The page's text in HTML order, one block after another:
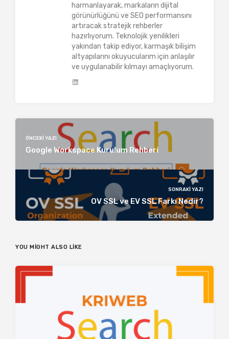
harmanlayarak, markaların dijital
görünürlüğünü ve SEO performansını
artıracak stratejik rehberler
hazırlıyorum. Teknolojik yenilikleri
yakından takip ediyor, karmaşık bilişim
altyapılarını okuyucularım için anlaşılır
ve uygulanabilir kılmayı amaçlıyorum.
ÖNCEKI YAZI
Google Workspace Kurulum Rehberi
SONRAKI YAZI
OV SSL ve EV SSL Farkı Nedir?
YOU MIGHT ALSO LIKE